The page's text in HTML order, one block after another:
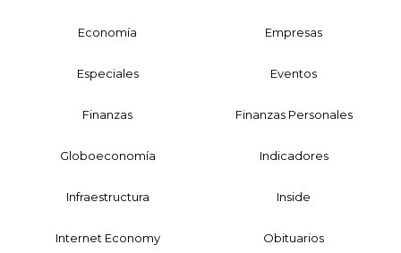
Economía Empresas
Especiales Eventos
Finanzas Finanzas Personales
Globoeconomía Indicadores
Infraestructura Inside
Internet Economy Obituarios